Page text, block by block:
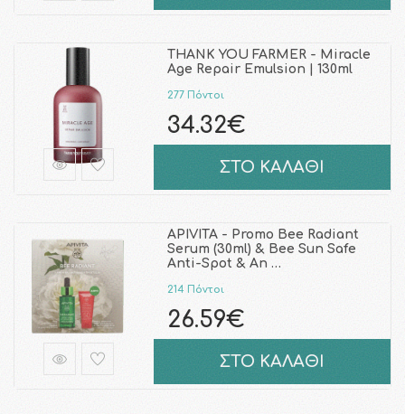
THANK YOU FARMER - Miracle
Age Repair Emulsion | 130ml
277 Πόντοι
34.32€
ΣΤΟ ΚΑΛΑΘΙ
APIVITA - Promo Bee Radiant
Serum (30ml) & Bee Sun Safe
Anti-Spot & An …
214 Πόντοι
26.59€
ΣΤΟ ΚΑΛΑΘΙ